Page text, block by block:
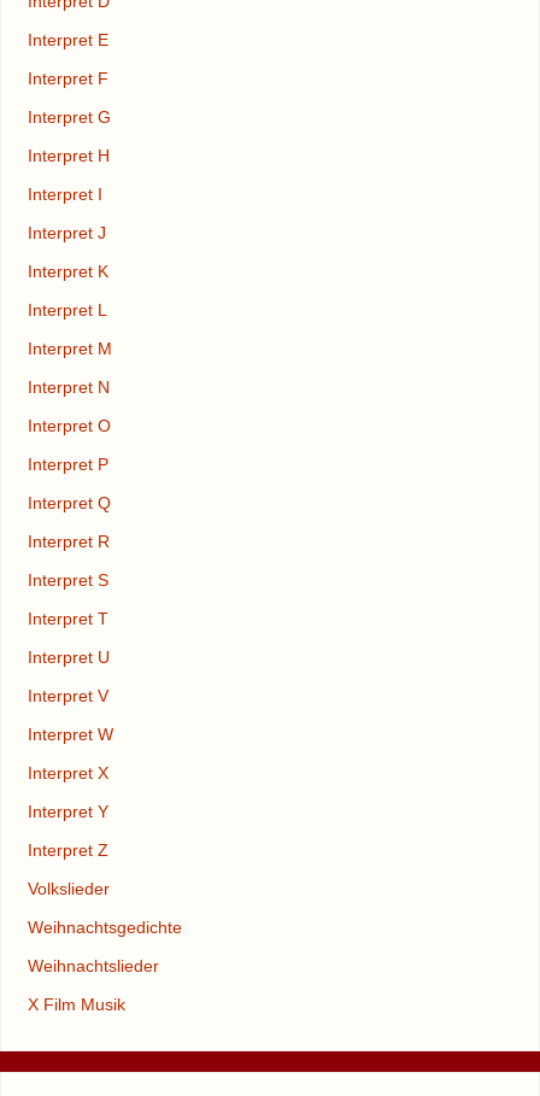
Interpret E
Interpret F
Interpret G
Interpret H
Interpret I
Interpret J
Interpret K
Interpret L
Interpret M
Interpret N
Interpret O
Interpret P
Interpret Q
Interpret R
Interpret S
Interpret T
Interpret U
Interpret V
Interpret W
Interpret X
Interpret Y
Interpret Z
Volkslieder
Weihnachtsgedichte
Weihnachtslieder
X Film Musik